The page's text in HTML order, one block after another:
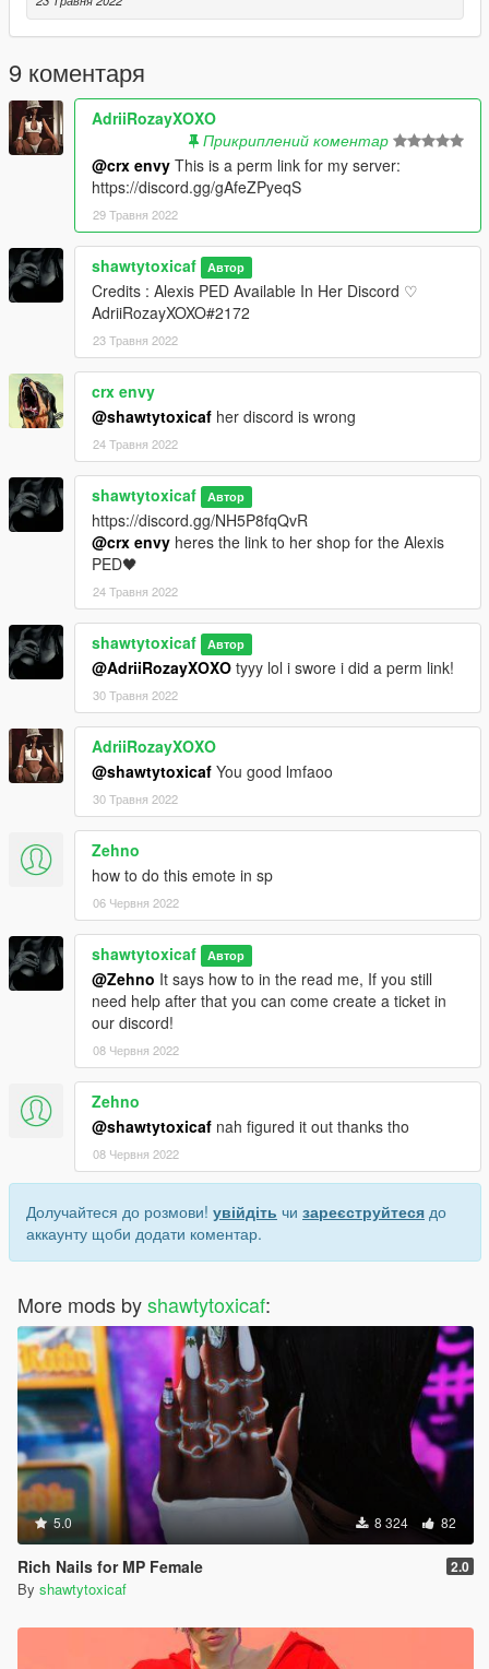
9 коментаря
AdriiRozayXOXO
Прикриплений коментар
@crx envy This is a perm link for my server:
https://discord.gg/gAfeZPyeqS
29 Травня 2022
shawtytoxicaf Автор
Credits : Alexis PED Available In Her Discord ♡
AdriiRozayXOXO#2172
23 Травня 2022
crx envy
@shawtytoxicaf her discord is wrong
24 Травня 2022
shawtytoxicaf Автор
https://discord.gg/NH5P8fqQvR
@crx envy heres the link to her shop for the Alexis
PED🖤
24 Травня 2022
shawtytoxicaf Автор
@AdriiRozayXOXO tyyy lol i swore i did a perm link!
30 Травня 2022
AdriiRozayXOXO
@shawtytoxicaf You good lmfaoo
30 Травня 2022
Zehno
how to do this emote in sp
06 Червня 2022
shawtytoxicaf Автор
@Zehno It says how to in the read me, If you still
need help after that you can come create a ticket in
our discord!
08 Червня 2022
Zehno
@shawtytoxicaf nah figured it out thanks tho
08 Червня 2022
Долучайтеся до розмови! увійдіть чи зареєструйтеся до
аккаунту щоби додати коментар.
More mods byshawtytoxicaf:
5.0 8 324 82
Rich Nails for MP Female 2.0
By shawtytoxicaf